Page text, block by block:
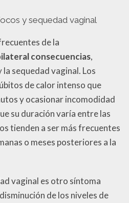
y sequedad vaginal
de la
consecuencias,
sequedad vaginal. Los
de calor intenso que
y ocasionar incomodidad
su duración varía entre las
tienden a ser más frecuentes
o meses posteriores a la
vaginal es otro síntoma
de los niveles de